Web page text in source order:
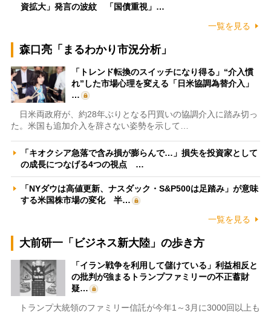
資拡大」発言の波紋 「国債重視」…
一覧を見る
森口亮「まるわかり市況分析」
「トレンド転換のスイッチになり得る」“介入慣
れ”した市場心理を変える「日米協調為替介入」
…
日米両政府が、約28年ぶりとなる円買いの協調介入に踏み切っ
た。米国も追加介入を辞さない姿勢を示して…
「キオクシア急落で含み損が膨らんで…」損失を投資家として
の成長につなげる4つの視点 …
「NYダウは高値更新、ナスダック・S&P500は足踏み」が意味
する米国株市場の変化 半…
一覧を見る
大前研一「ビジネス新大陸」の歩き方
「イラン戦争を利用して儲けている」利益相反と
の批判が強まるトランプファミリーの不正蓄財
疑…
トランプ大統領のファミリー信託が今年1～3月に3000回以上も